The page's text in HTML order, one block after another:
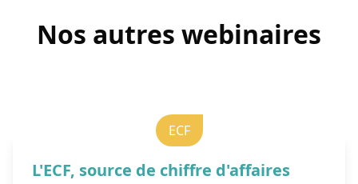
Nos autres webinaires
ECF
L'ECF, source de chiffre d'affaires